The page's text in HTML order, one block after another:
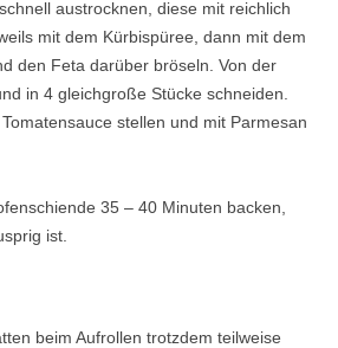
austrocknen, diese mit reichlich
mit dem Kürbispüree, dann mit dem
den Feta darüber bröseln. Von der
in 4 gleichgroße Stücke schneiden.
stellen und mit Parmesan
35 – 40 Minuten backen,
ist.
beim Aufrollen trotzdem teilweise